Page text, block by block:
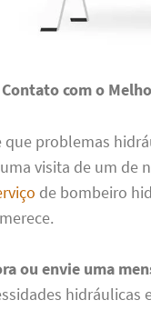
com o
que problemas
visita de um de
de bombeiro
ou envie uma
hidráulicas